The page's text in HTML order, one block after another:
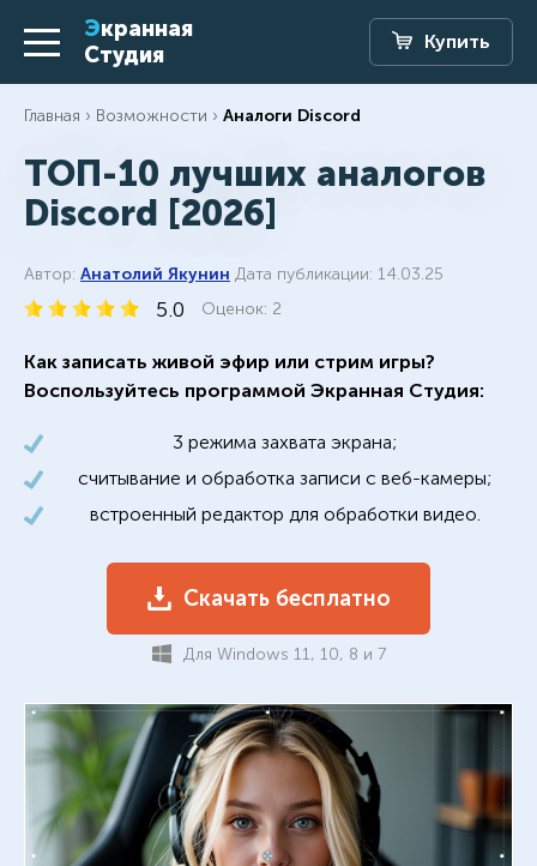
Экранная
Студия
Купить
Главная Возможности Аналоги Discord
ТОП-10 лучших аналогов
Discord [2026]
Автор: Анатолий Якунин Дата публикации: 14.03.25
5.0 Оценок: 2
Как записать живой эфир или стрим игры?
Воспользуйтесь программой Экранная Студия:
3 режима захвата экрана;
считывание и обработка записи с веб-камеры;
встроенный редактор для обработки видео.
Скачать бесплатно
Для Windows 11, 10, 8 и 7